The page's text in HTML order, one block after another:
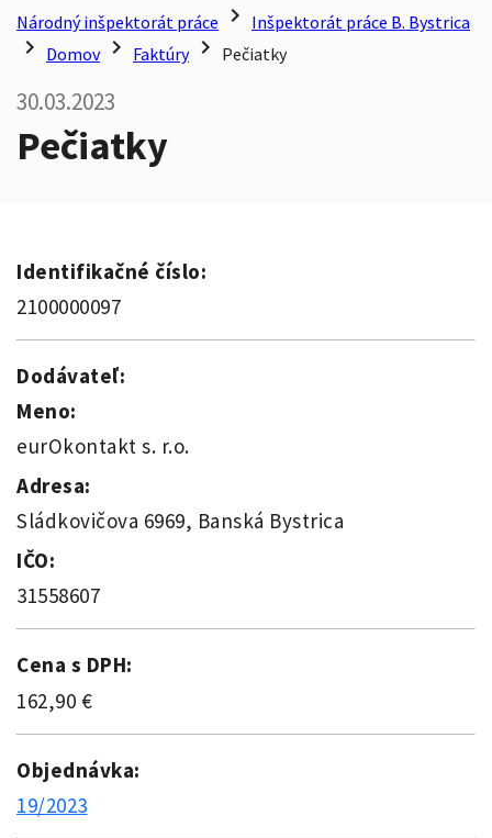
Národný inšpektorát práce chevron_right Inšpektorát práce B. Bystrica
chevron_right Domov chevron_right Faktúry chevron_right Pečiatky
30.03.2023
Pečiatky
Identifikačné číslo:
2100000097
Dodávateľ:
Meno:
eurOkontakt s. r.o.
Adresa:
Sládkovičova 6969, Banská Bystrica
IČO:
31558607
Cena s DPH:
162,90 €
Objednávka:
19/2023